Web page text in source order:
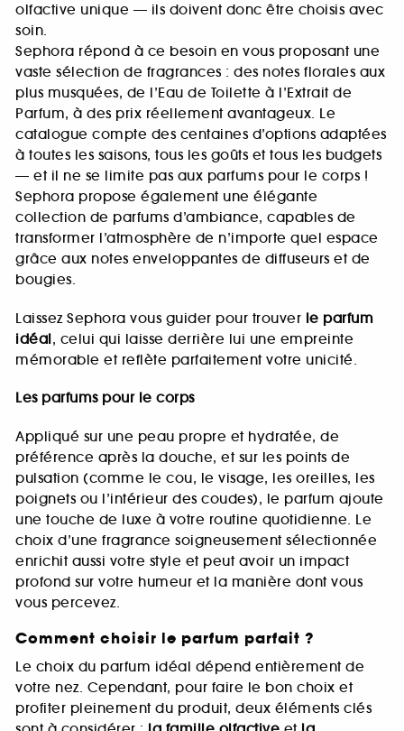
olfactive unique — ils doivent donc être choisis avec
soin.
Sephora répond à ce besoin en vous proposant une
vaste sélection de fragrances : des notes florales aux
plus musquées, de l’Eau de Toilette à l’Extrait de
Parfum, à des prix réellement avantageux. Le
catalogue compte des centaines d’options adaptées
à toutes les saisons, tous les goûts et tous les budgets
— et il ne se limite pas aux parfums pour le corps !
Sephora propose également une élégante
collection de parfums d’ambiance, capables de
transformer l’atmosphère de n’importe quel espace
grâce aux notes enveloppantes de diffuseurs et de
bougies.
Laissez Sephora vous guider pour trouver le parfum
idéal, celui qui laisse derrière lui une empreinte
mémorable et reflète parfaitement votre unicité.
Les parfums pour le corps
Appliqué sur une peau propre et hydratée, de
préférence après la douche, et sur les points de
pulsation (comme le cou, le visage, les oreilles, les
poignets ou l’intérieur des coudes), le parfum ajoute
une touche de luxe à votre routine quotidienne. Le
choix d’une fragrance soigneusement sélectionnée
enrichit aussi votre style et peut avoir un impact
profond sur votre humeur et la manière dont vous
vous percevez.
Comment choisir le parfum parfait ?
Le choix du parfum idéal dépend entièrement de
votre nez. Cependant, pour faire le bon choix et
profiter pleinement du produit, deux éléments clés